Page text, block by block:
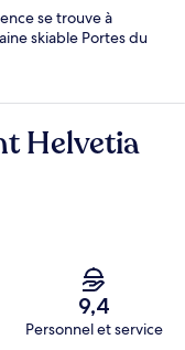
se trouve à
skiable Portes du
Helvetia
9,4
Personnel et service